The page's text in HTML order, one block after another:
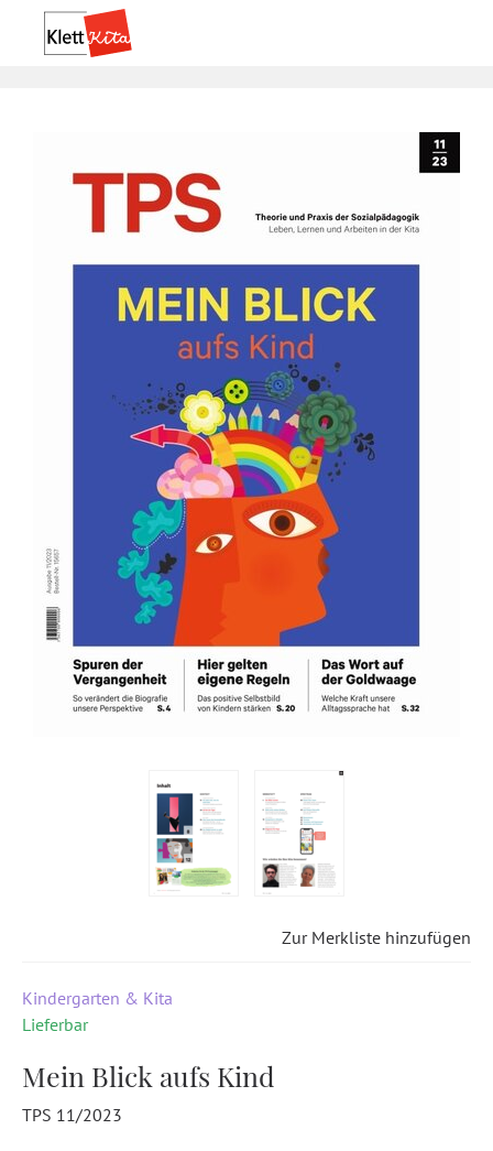
Zur Merkliste hinzufügen
Kindergarten & Kita
Lieferbar
Mein Blick aufs Kind
TPS 11/2023